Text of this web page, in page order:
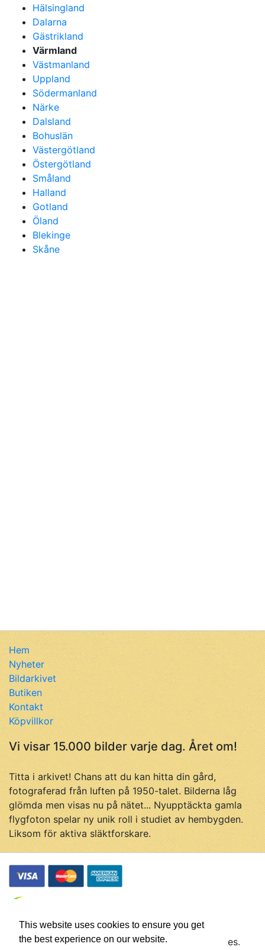
This website uses cookies to ensure you get
the best experience on our website.
Hälsingland
Dalarna
Gästrikland
Värmland
Västmanland
Uppland
Södermanland
Närke
Dalsland
Bohuslän
Västergötland
Östergötland
Småland
Halland
Gotland
Öland
Blekinge
Skåne
Hem
Nyheter
Bildarkivet
Butiken
Kontakt
Köpvillkor
Vi visar 15.000 bilder varje dag. Året om!
Titta i arkivet! Chans att du kan hitta din gård,
fotograferad från luften på 1950-talet. Bilderna låg
glömda men visas nu på nätet... Nyupptäckta gamla
flygfoton spelar ny unik roll i studiet av hembygden.
Liksom för aktiva släktforskare.
© Flygfotohistoria, samtliga rättigheter förbehålles.